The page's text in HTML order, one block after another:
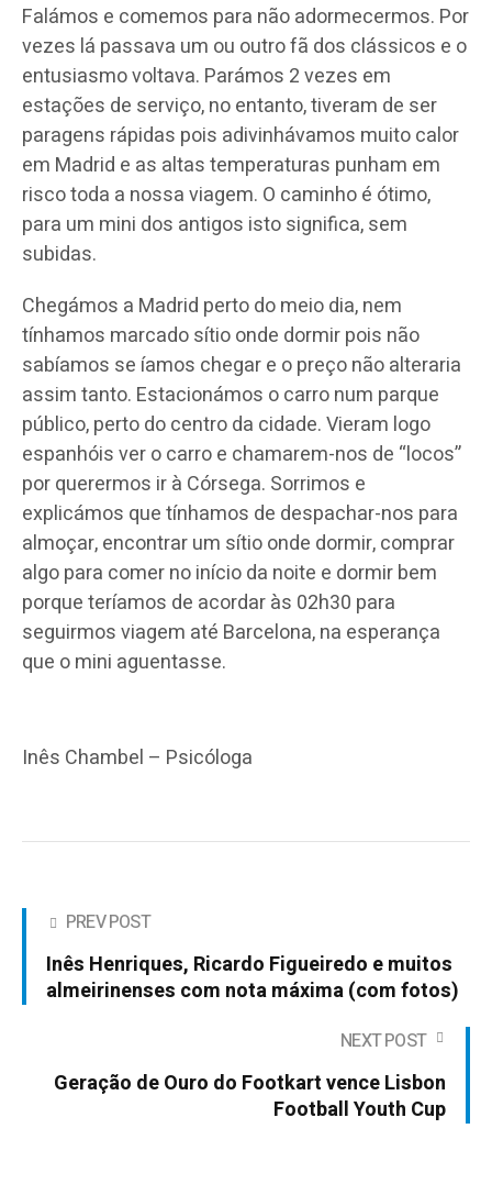
Falámos e comemos para não adormecermos. Por
vezes lá passava um ou outro fã dos clássicos e o
entusiasmo voltava. Parámos 2 vezes em
estações de serviço, no entanto, tiveram de ser
paragens rápidas pois adivinhávamos muito calor
em Madrid e as altas temperaturas punham em
risco toda a nossa viagem. O caminho é ótimo,
para um mini dos antigos isto significa, sem
subidas.
Chegámos a Madrid perto do meio dia, nem
tínhamos marcado sítio onde dormir pois não
sabíamos se íamos chegar e o preço não alteraria
assim tanto. Estacionámos o carro num parque
público, perto do centro da cidade. Vieram logo
espanhóis ver o carro e chamarem-nos de “locos”
por querermos ir à Córsega. Sorrimos e
explicámos que tínhamos de despachar-nos para
almoçar, encontrar um sítio onde dormir, comprar
algo para comer no início da noite e dormir bem
porque teríamos de acordar às 02h30 para
seguirmos viagem até Barcelona, na esperança
que o mini aguentasse.
Inês Chambel – Psicóloga
PREV POST
Inês Henriques, Ricardo Figueiredo e muitos
almeirinenses com nota máxima (com fotos)
NEXT POST
Geração de Ouro do Footkart vence Lisbon
Football Youth Cup